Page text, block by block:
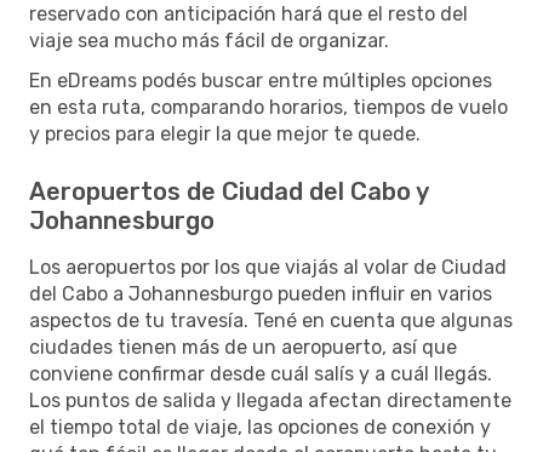
reservado con anticipación hará que el resto del
viaje sea mucho más fácil de organizar.
En eDreams podés buscar entre múltiples opciones
en esta ruta, comparando horarios, tiempos de vuelo
y precios para elegir la que mejor te quede.
Aeropuertos de Ciudad del Cabo y
Johannesburgo
Los aeropuertos por los que viajás al volar de Ciudad
del Cabo a Johannesburgo pueden influir en varios
aspectos de tu travesía. Tené en cuenta que algunas
ciudades tienen más de un aeropuerto, así que
conviene confirmar desde cuál salís y a cuál llegás.
Los puntos de salida y llegada afectan directamente
el tiempo total de viaje, las opciones de conexión y